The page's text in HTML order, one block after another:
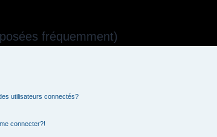
fréquemment)
utilisateurs connectés?
connecter?!